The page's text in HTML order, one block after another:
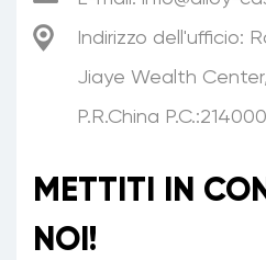
Indirizzo dell'ufficio:
Jiaye Wealth
P.R.China
METTITI IN
NOI!